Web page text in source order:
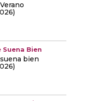
Suena Bien
bien